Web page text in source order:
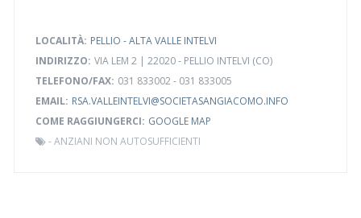
LOCALITÀ: PELLIO - ALTA VALLE INTELVI
INDIRIZZO: VIA LEM 2 | 22020 - PELLIO INTELVI (CO)
TELEFONO/FAX: 031 833002 - 031 833005
EMAIL: RSA.VALLEINTELVI@SOCIETASANGIACOMO.INFO
COME RAGGIUNGERCI: GOOGLE MAP
-ANZIANI NON AUTOSUFFICIENTI